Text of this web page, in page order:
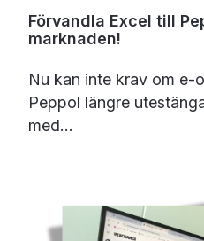
Förvandla Excel till
marknaden!
Nu kan inte krav om e-
Peppol längre
med...